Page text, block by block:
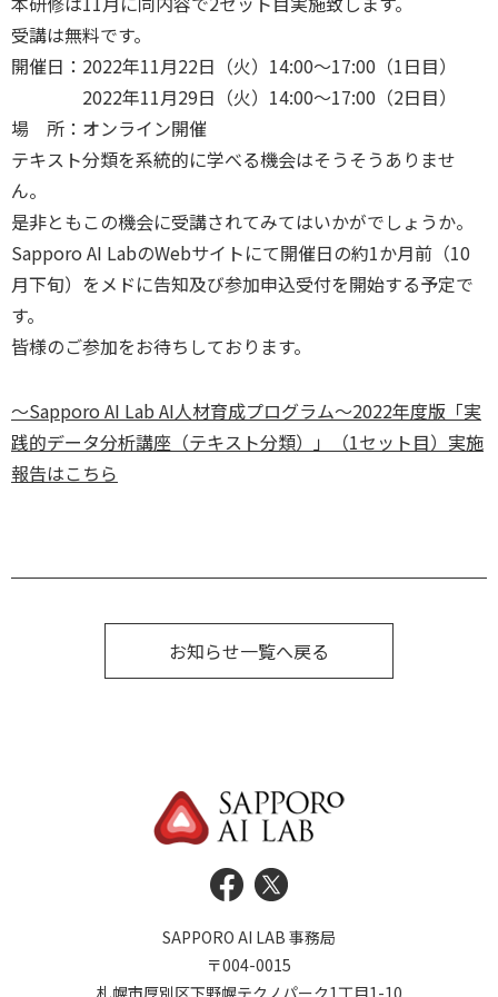
受講は無料です。
開催日：2022年11月22日（火）14:00～17:00（1日目）
2022年11月29日（火）14:00～17:00（2日目）
場 所：オンライン開催
テキスト分類を系統的に学べる機会はそうそうありませ
ん。
是非ともこの機会に受講されてみてはいかがでしょうか。
Sapporo AI LabのWebサイトにて開催日の約1か月前（10
月下旬）をメドに告知及び参加申込受付を開始する予定で
す。
皆様のご参加をお待ちしております。
～Sapporo AI Lab AI人材育成プログラム～2022年度版「実
践的データ分析講座（テキスト分類）」（1セット目）実施
報告はこちら
お知らせ一覧へ戻る
SAPPORO AI LAB 事務局
〒004-0015
札幌市厚別区下野幌テクノパーク1丁目1-10